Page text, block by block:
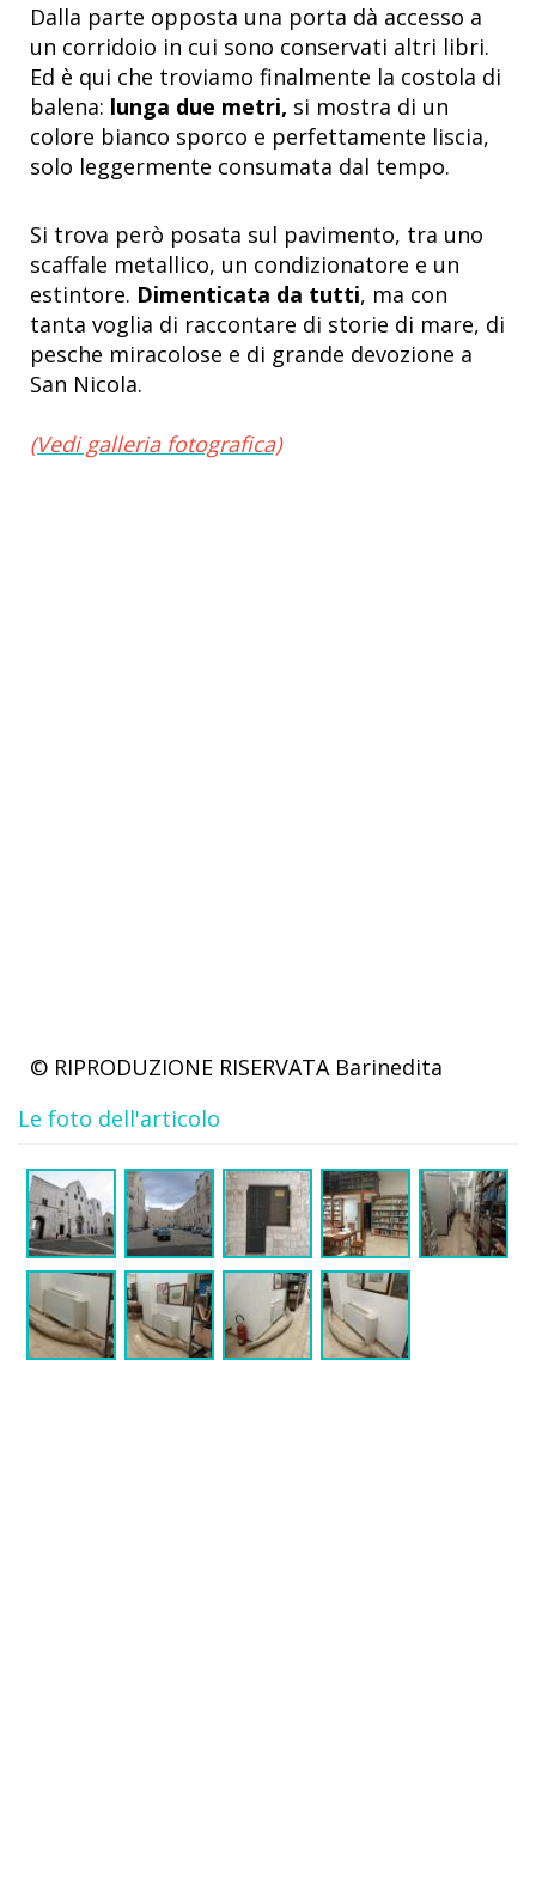
Dalla parte opposta una porta dà accesso a
un corridoio in cui sono conservati altri libri.
Ed è qui che troviamo finalmente la costola di
balena: lunga due metri, si mostra di un
colore bianco sporco e perfettamente liscia,
solo leggermente consumata dal tempo.
Si trova però posata sul pavimento, tra uno
scaffale metallico, un condizionatore e un
estintore. Dimenticata da tutti, ma con
tanta voglia di raccontare di storie di mare, di
pesche miracolose e di grande devozione a
San Nicola.
(Vedi galleria fotografica)
© RIPRODUZIONE RISERVATA Barinedita
Le foto dell'articolo